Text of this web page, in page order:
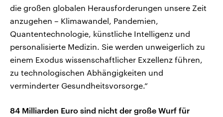
die großen globalen Herausforderungen unsere Zeit
anzugehen – Klimawandel, Pandemien,
Quantentechnologie, künstliche Intelligenz und
personalisierte Medizin. Sie werden unweigerlich zu
einem Exodus wissenschaftlicher Exzellenz führen,
zu technologischen Abhängigkeiten und
verminderter Gesundheitsvorsorge.“
84 Milliarden Euro sind nicht der große Wurf für